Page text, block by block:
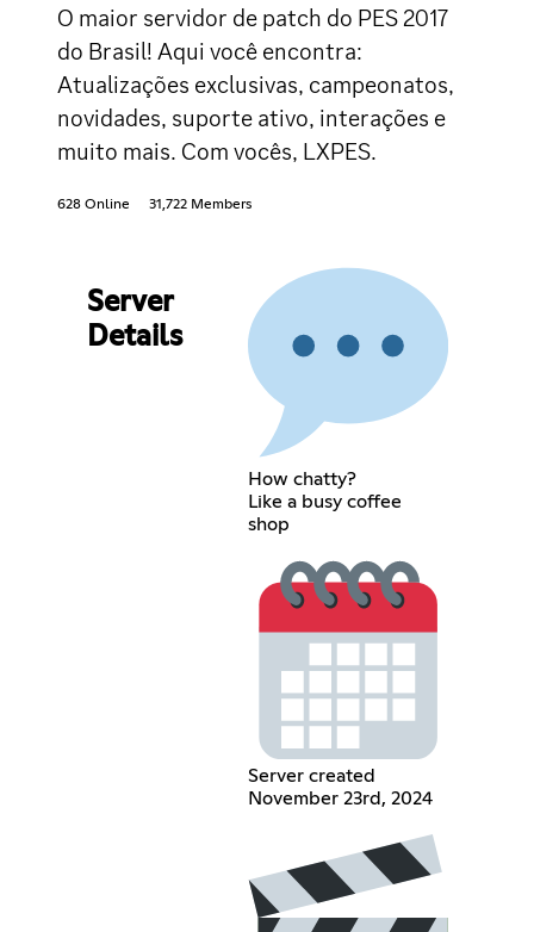
O maior servidor de patch do PES 2017
do Brasil! Aqui você encontra:
Atualizações exclusivas, campeonatos,
novidades, suporte ativo, interações e
muito mais. Com vocês, LXPES.
628 Online 31,722 Members
Server
Details
How chatty?
Like a busy coffee
shop
Server created
November 23rd, 2024